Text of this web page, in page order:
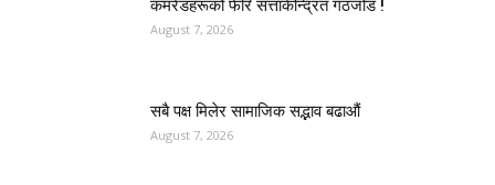
कमरेडहरूको फेरि सत्ताकेन्द्रित गठजोड !
August 7, 2026
सबै पक्ष मिलेर सामाजिक सद्भाव बढाऔं
August 7, 2026